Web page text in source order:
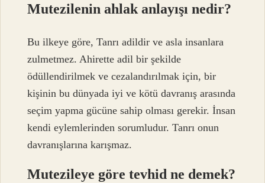
Mutezilenin ahlak anlayışı nedir?
Bu ilkeye göre, Tanrı adildir ve asla insanlara
zulmetmez. Ahirette adil bir şekilde
ödüllendirilmek ve cezalandırılmak için, bir
kişinin bu dünyada iyi ve kötü davranış arasında
seçim yapma gücüne sahip olması gerekir. İnsan
kendi eylemlerinden sorumludur. Tanrı onun
davranışlarına karışmaz.
Mutezileye göre tevhid ne demek?